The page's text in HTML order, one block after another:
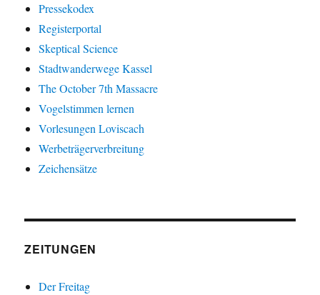
Pressekodex
Registerportal
Skeptical Science
Stadtwanderwege Kassel
The October 7th Massacre
Vogelstimmen lernen
Vorlesungen Loviscach
Werbeträgerverbreitung
Zeichensätze
ZEITUNGEN
Der Freitag